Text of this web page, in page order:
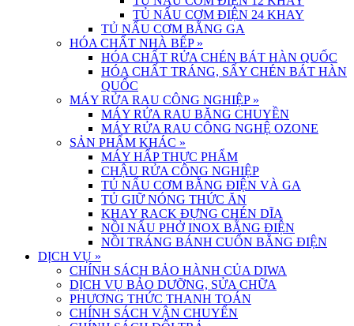
TỦ NẤU CƠM ĐIỆN 24 KHAY
TỦ NẤU CƠM BẰNG GA
HÓA CHẤT NHÀ BẾP »
HÓA CHẤT RỬA CHÉN BÁT HÀN QUỐC
HÓA CHẤT TRÁNG, SẤY CHÉN BÁT HÀN
QUỐC
MÁY RỬA RAU CÔNG NGHIỆP »
MÁY RỬA RAU BĂNG CHUYỀN
MÁY RỬA RAU CÔNG NGHỆ OZONE
SẢN PHẨM KHÁC »
MÁY HẤP THỰC PHẨM
CHẬU RỬA CÔNG NGHIỆP
TỦ NẤU CƠM BẰNG ĐIỆN VÀ GA
TỦ GIỮ NÓNG THỨC ĂN
KHAY RACK ĐỰNG CHÉN DĨA
NỒI NẤU PHỞ INOX BẰNG ĐIỆN
NỒI TRÁNG BÁNH CUỐN BẰNG ĐIỆN
DỊCH VỤ »
CHÍNH SÁCH BẢO HÀNH CỦA DIWA
DỊCH VỤ BẢO DƯỠNG, SỬA CHỮA
PHƯƠNG THỨC THANH TOÁN
CHÍNH SÁCH VẬN CHUYỂN